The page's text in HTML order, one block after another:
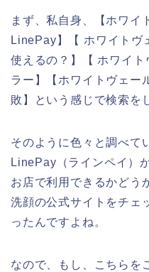
まず、私自身、【ホワイ
LinePay】【 ホワイト
使えるの？】【 ホワイ
ラー】【ホワイトヴェ
敗】という感じで検索を
そのように色々と調べて
LinePay（ラインペイ）
お店で利用できるかどう
洗顔の公式サイトをチェ
ったんですよね。
なので、もし、こちらを